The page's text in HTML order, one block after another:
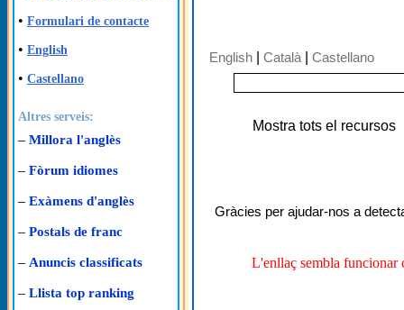
• Formulari de contacte
• English
• Castellano
Altres serveis:
– Millora l'anglès
– Fòrum idiomes
– Exàmens d'anglès
– Postals de franc
– Anuncis classificats
– Llista top ranking
English Català Castellano
Mostra tots el recursos
Gràcies per ajudar-nos a
L'enllaç sembla funcionar